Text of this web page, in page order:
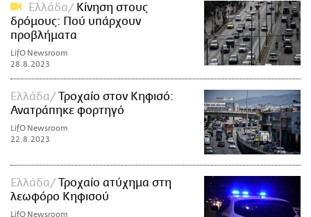
Ελλάδα
Κίνηση στους
δρόμους: Πού υπάρχουν
προβλήματα
LifO Newsroom
28.8.2023
Ελλάδα
Τροχαίο στον Κηφισό:
Ανατράπηκε φορτηγό
LifO Newsroom
22.8.2023
Ελλάδα
Τροχαίο ατύχημα στη
λεωφόρο Κηφισού
LifO Newsroom